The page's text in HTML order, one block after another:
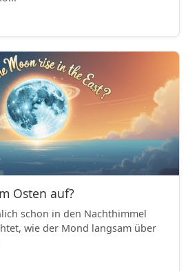
Osten auf?
schon in den Nachthimmel
wie der Mond langsam über